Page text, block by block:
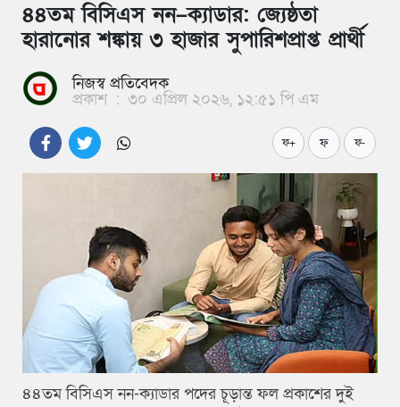
৪৪তম বিসিএস নন–ক্যাডার: জ্যেষ্ঠতা
হারানোর শঙ্কায় ৩ হাজার সুপারিশপ্রাপ্ত প্রার্থী
নিজস্ব প্রতিবেদক
প্রকাশ : ৩০ এপ্রিল ২০২৬, ১২:৫১ পি এম
ফ+ ফ ফ-
৪৪তম বিসিএস নন-ক্যাডার পদের চূড়ান্ত ফল প্রকাশের দুই